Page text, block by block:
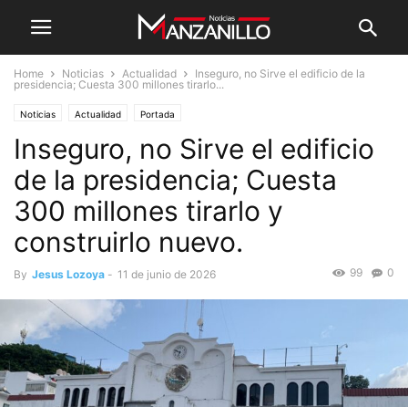
Home Noticias Actualidad
Inseguro, no Sirve el edificio de la
presidencia; Cuesta 300 millones tirarlo...
Noticias Actualidad Portada
Inseguro, no Sirve el edificio
de la presidencia; Cuesta
300 millones tirarlo y
construirlo nuevo.
By Jesus Lozoya - 11 de junio de 2026 0
99